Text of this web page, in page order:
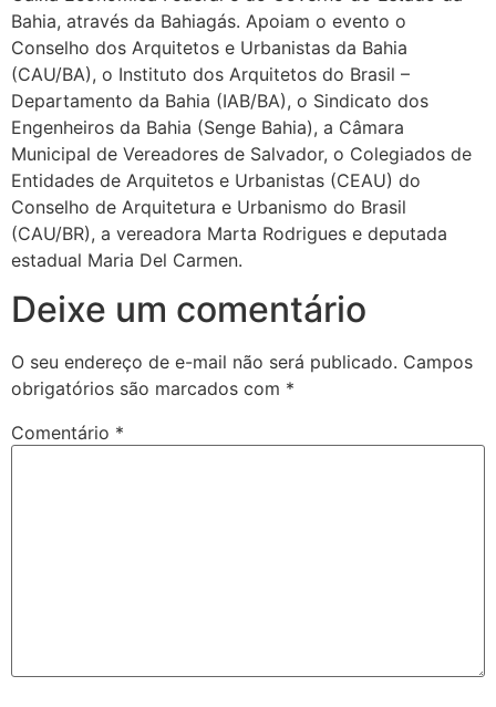
Bahia, através da Bahiagás. Apoiam o evento o
Conselho dos Arquitetos e Urbanistas da Bahia
(CAU/BA), o Instituto dos Arquitetos do Brasil –
Departamento da Bahia (IAB/BA), o Sindicato dos
Engenheiros da Bahia (Senge Bahia), a Câmara
Municipal de Vereadores de Salvador, o Colegiados de
Entidades de Arquitetos e Urbanistas (CEAU) do
Conselho de Arquitetura e Urbanismo do Brasil
(CAU/BR), a vereadora Marta Rodrigues e deputada
estadual Maria Del Carmen.
Deixe um comentário
O seu endereço de e-mail não será publicado. Campos
obrigatórios são marcados com *
Comentário *